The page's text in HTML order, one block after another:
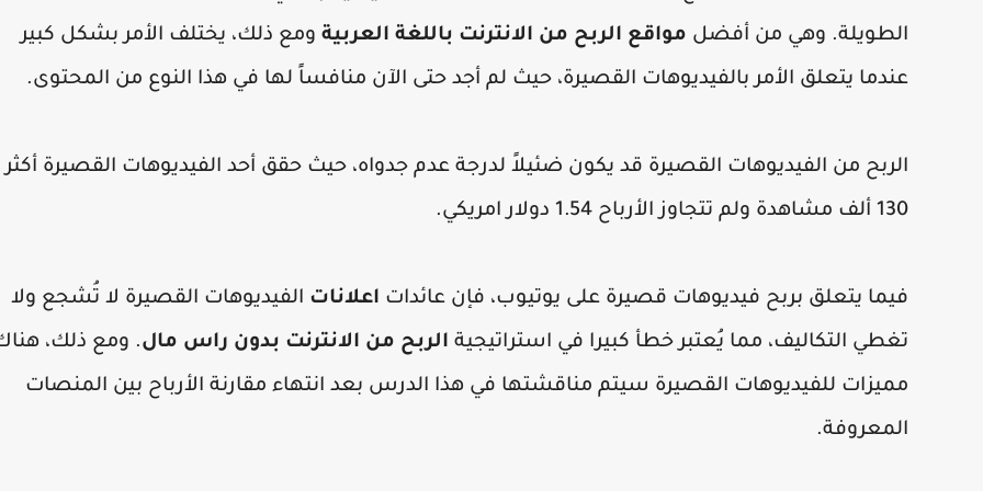
الطويلة. وهي من أفضل مواقع الربح من الانترنت باللغة العربية ومع ذلك، يختلف الأمر بشكل كبير
عندما يتعلق الأمر بالفيديوهات القصيرة، حيث لم أجد حتى الآن منافساً لها في هذا النوع من المحتوى.
الربح من الفيديوهات القصيرة قد يكون ضئيلاً لدرجة عدم جدواه، حيث حقق أحد الفيديوهات القصيرة
130 ألف مشاهدة ولم تتجاوز الأرباح 1.54 دولار امريكي.
فيما يتعلق بربح فيديوهات قصيرة على يوتيوب، فإن عائدات اعلانات الفيديوهات القصيرة لا تُشجع ولا
تغطي التكاليف، مما يُعتبر خطأ كبيرا في استراتيجية الربح من الانترنت بدون راس مال. ومع ذلك،
مميزات للفيديوهات القصيرة سيتم مناقشتها في هذا الدرس بعد انتهاء مقارنة الأرباح بين المنصات
المعروفة.